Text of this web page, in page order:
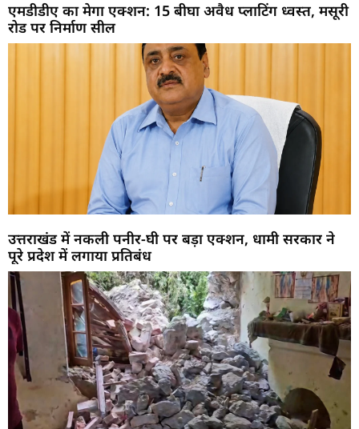
एमडीडीए का मेगा एक्शन: 15 बीघा अवैध प्लाटिंग ध्वस्त, मसूरी
रोड पर निर्माण सील
उत्तराखंड में नकली पनीर-घी पर बड़ा एक्शन, धामी सरकार ने
पूरे प्रदेश में लगाया प्रतिबंध